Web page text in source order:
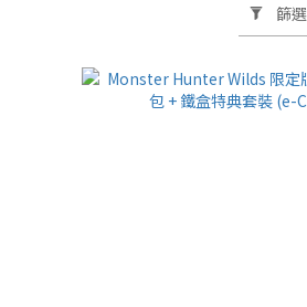
篩選